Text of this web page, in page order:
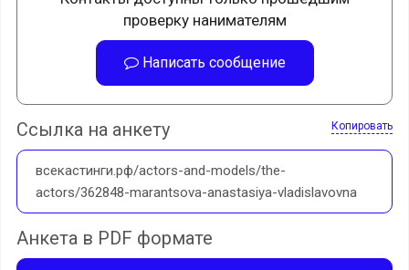
проверку нанимателям
Написать сообщение
Ссылка на анкету Копировать
всекастинги.рф/actors-and-models/the-
actors/362848-marantsova-anastasiya-vladislavovna
Анкета в PDF формате